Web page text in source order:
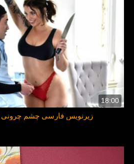
18:00
زیرنویس فارسی چشم